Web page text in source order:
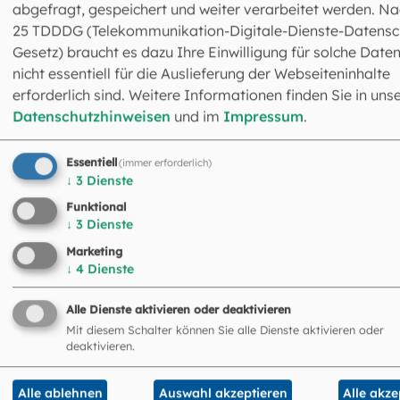
von Beeten, Dämmen sowie Aufforstungsmaßnahmen
einzubeziehen. (fho)
Hinweis:Für die Berichterstattung ist ein Bild bereits
umgesetzter Hilfsmaßnahmen im Tschad beigefügt:
www.erzbistum-muenchen.de/presse
Download für die Berichterstattung
bereits umgesetzter
Hilfsmaßnahmen im Tschad
Bildnachweis: Volker Gerdesmeier/Caritas international
Bildunterschrift: Dank der Brunnen können die
Haushalte – in Gemeinschaftsarbeit als
abgefragt, gespeichert und weiter verarbeitet werden.
25 TDDDG (Telekommunikation-Digitale-Dienste-
Gesetz) braucht es dazu Ihre Einwilligung für solche
nicht essentiell für die Auslieferung der Webseiteninhalte
erforderlich sind. Weitere Informationen finden Sie in
Datenschutzhinweisen und im Impressum.
Essentiell(immer erforderlich)
↓ 3 Dienste
Funktional
↓ 3 Dienste
Marketing
↓ 4 Dienste
Alle Dienste aktivieren oder deaktivieren
Mit diesem Schalter können Sie alle Dienste aktivieren oder
deaktivieren.
Alle ablehnen Auswahl akzeptieren Alle